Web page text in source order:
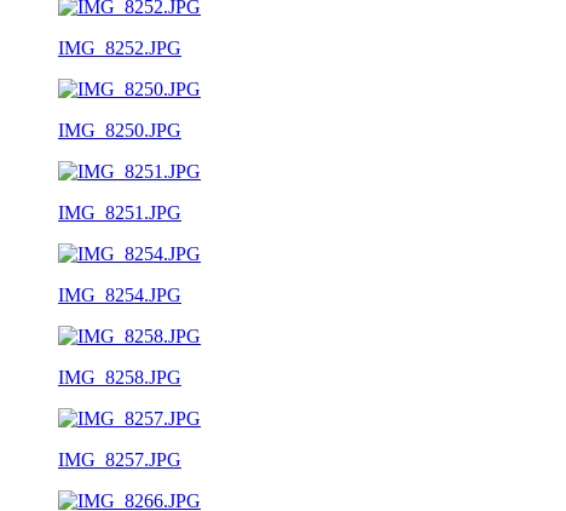
IMG_8252.JPG
IMG_8250.JPG
IMG_8251.JPG
IMG_8254.JPG
IMG_8258.JPG
IMG_8257.JPG